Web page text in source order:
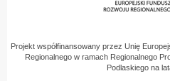
Projekt współfinansowany przez Unię
Regionalnego w ramach Regionalnego
Podlaskiego na